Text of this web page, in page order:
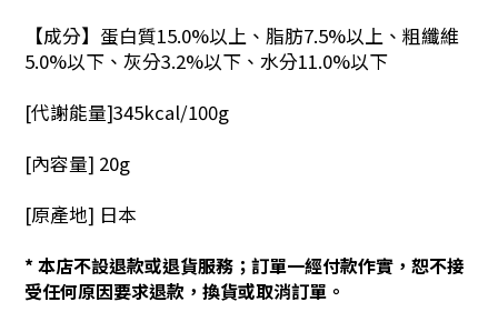
【成分】蛋白質15.0%以上、脂肪7.5%以上、粗纖維
5.0%以下、灰分3.2%以下、水分11.0%以下
[代謝能量]345kcal/100g
[內容量] 20g
[原產地] 日本
*本店不設退款或退貨服務；訂單一經付款作實，恕不接
受任何原因要求退款，換貨或取消訂單。